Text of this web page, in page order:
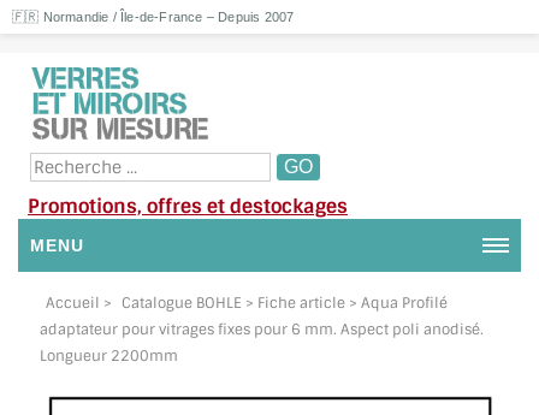
🇫🇷 Normandie / Île-de-France – Depuis 2007
Promotions, offres et destockages
MENU
NOUS CONTACTER
MON COMPTE / SE CONNECTER
DEMANDE DE DEVIS
Accueil > Catalogue BOHLE > Fiche article > Aqua Profilé
adaptateur pour vitrages fixes pour 6 mm. Aspect poli anodisé.
Longueur 2200mm